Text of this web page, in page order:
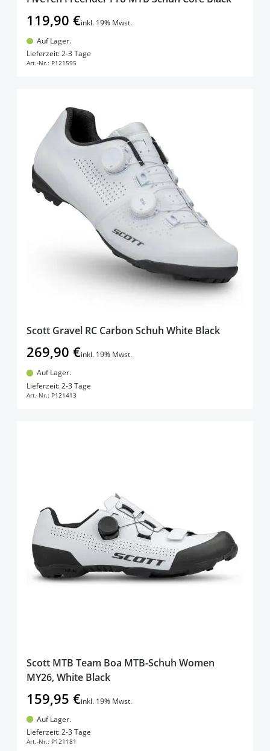
119,90 €inkl. 19% Mwst.
Auf Lager.
Lieferzeit: 2-3 Tage
Art.-Nr.: P121595
Scott Gravel RC Carbon Schuh White Black
269,90 €inkl. 19% Mwst.
Auf Lager.
Lieferzeit: 2-3 Tage
Art.-Nr.: P121413
Scott MTB Team Boa MTB-Schuh Women
MY26, White Black
159,95 €inkl. 19% Mwst.
Auf Lager.
Lieferzeit: 2-3 Tage
Art.-Nr.: P121181